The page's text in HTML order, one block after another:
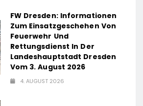
FW Dresden: Informationen
Zum Einsatzgeschehen Von
Feuerwehr Und
Rettungsdienst In Der
Landeshauptstadt Dresden
Vom 3. August 2026
4. AUGUST 2026